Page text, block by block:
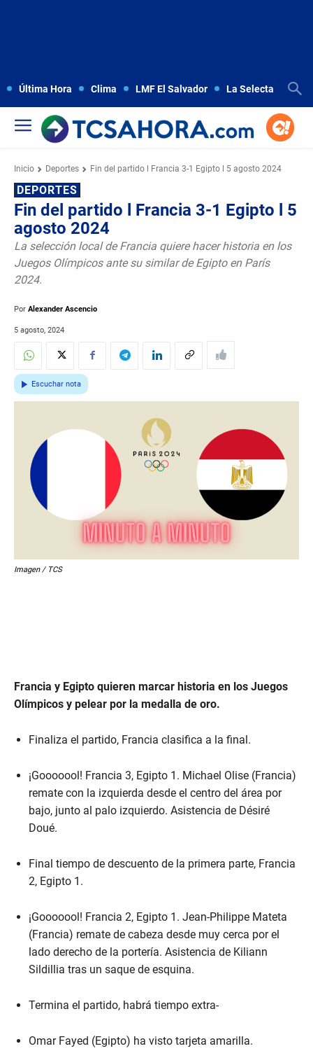
Última Hora Clima LMF El Salvador La Selecta
Inicio Deportes Fin del partido l Francia 3-1 Egipto l 5 agosto 2024
DEPORTES
Fin del partido l Francia 3-1 Egipto l 5
agosto 2024
La selección local de Francia quiere hacer historia en los
Juegos Olímpicos ante su similar de Egipto en París
2024.
Por Alexander Ascencio
5 agosto, 2024
Escuchar nota
Imagen / TCS
Francia y Egipto quieren marcar historia en los Juegos
Olímpicos y pelear por la medalla de oro.
Finaliza el partido, Francia clasifica a la final.
¡Gooooool! Francia 3, Egipto 1. Michael Olise (Francia)
remate con la izquierda desde el centro del área por
bajo, junto al palo izquierdo. Asistencia de Désiré
Doué.
Final tiempo de descuento de la primera parte, Francia
2, Egipto 1.
¡Gooooool! Francia 2, Egipto 1. Jean-Philippe Mateta
(Francia) remate de cabeza desde muy cerca por el
lado derecho de la portería. Asistencia de Kiliann
Sildillia tras un saque de esquina.
Termina el partido, habrá tiempo extra-
Omar Fayed (Egipto) ha visto tarjeta amarilla.